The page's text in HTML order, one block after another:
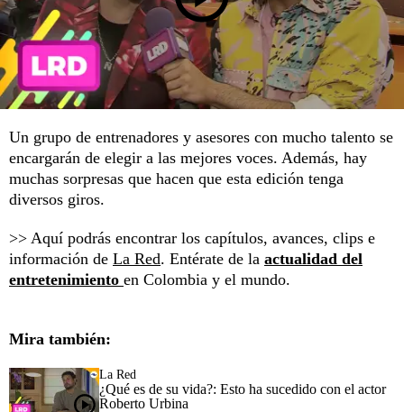
Un grupo de entrenadores y asesores con mucho talento se
encargarán de elegir a las mejores voces. Además, hay
muchas sorpresas que hacen que esta edición tenga
diversos giros.
>> Aquí podrás encontrar los capítulos, avances, clips e
información de La Red. Entérate de la actualidad del
entretenimiento en Colombia y el mundo.
Mira también:
La Red
¿Qué es de su vida?: Esto ha sucedido con el actor
Roberto Urbina